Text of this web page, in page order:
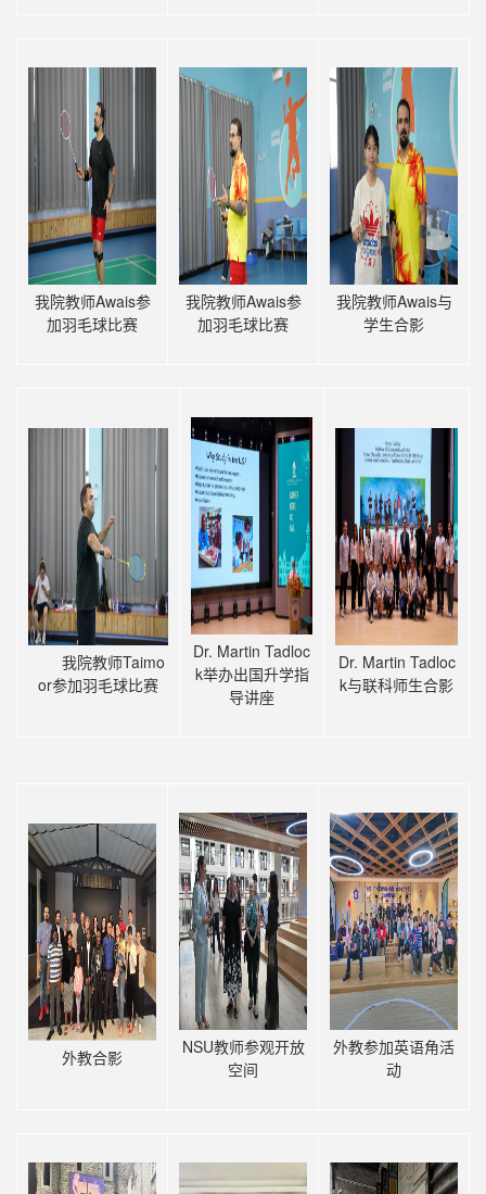
我院教师Awais参
加羽毛球比赛
我院教师Awais参
加羽毛球比赛
我院教师Awais与
学生合影
我院教师Taimo
or参加羽毛球比赛
Dr. Martin Tadloc
k举办出国升学指
导讲座
Dr. Martin Tadloc
k与联科师生合影
外教合影
NSU教师参观开放
空间
外教参加英语角活
动